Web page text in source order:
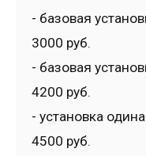
- базовая
3000 руб.
- базовая
4200 руб.
- установка
4500 руб.